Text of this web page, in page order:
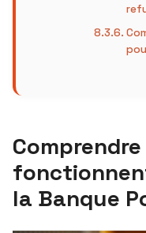
la Banque